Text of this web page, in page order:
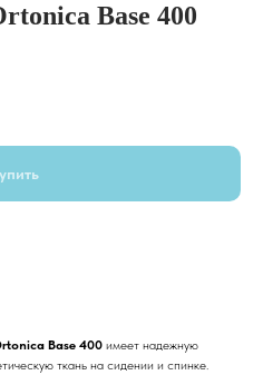
Base 400
Base 400 имеет надежную
ткань на сидении и спинке.